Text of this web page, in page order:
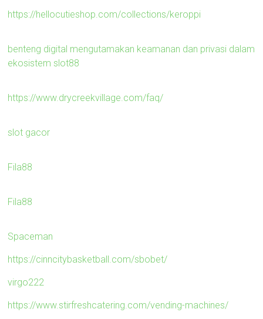
https://hellocutieshop.com/collections/keroppi
benteng digital mengutamakan keamanan dan privasi dalam
ekosistem slot88
https://www.drycreekvillage.com/faq/
slot gacor
Fila88
Fila88
Spaceman
https://cinncitybasketball.com/sbobet/
virgo222
https://www.stirfreshcatering.com/vending-machines/